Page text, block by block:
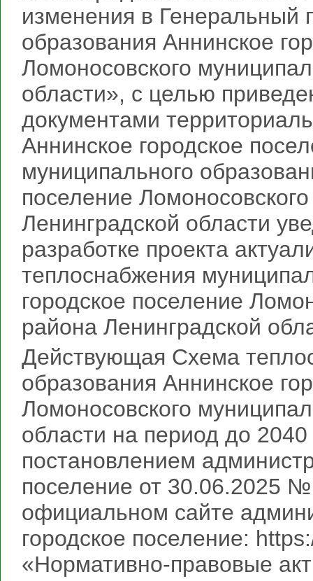
изменения в Генеральный
образования Аннинское
Ломоносовского
области», с целью
документами
Аннинское городское
муниципального
поселение
Ленинградской области
разработке проекта
теплоснабжения
городское поселение
района Ленинградской
Действующая Схема
образования Аннинское
Ломоносовского
области на период до
постановлением
поселение от 30.06.2025
официальном сайте
городское поселение:
«Нормативно-правовые